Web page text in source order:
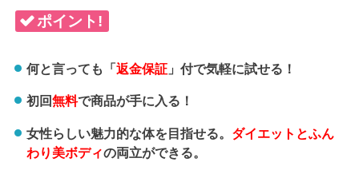
ポイント!
何と言っても「返金保証」付で気軽に試せる！
初回無料で商品が手に入る！
女性らしい魅力的な体を目指せる。 ダイエットとふん
わり美ボディの両立ができる。